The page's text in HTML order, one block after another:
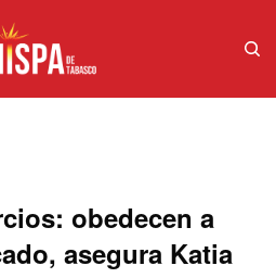
obedecen a
asegura Katia